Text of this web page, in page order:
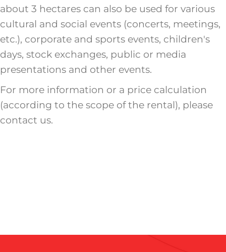
about 3 hectares can also be used for various
cultural and social events (concerts, meetings,
etc.), corporate and sports events, children's
days, stock exchanges, public or media
presentations and other events.
For more information or a price calculation
(according to the scope of the rental), please
contact us.